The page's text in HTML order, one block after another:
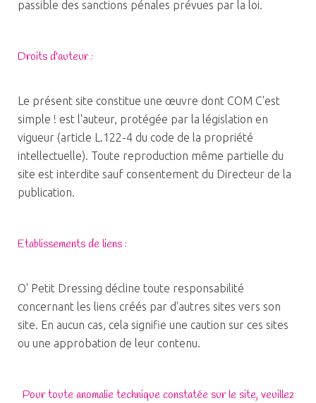
passible des sanctions pénales prévues par la loi.
Droits d'auteur :
Le présent site constitue une œuvre dont COM C'est
simple ! est l'auteur, protégée par la législation en
vigueur (article L.122-4 du code de la propriété
intellectuelle). Toute reproduction même partielle du
site est interdite sauf consentement du Directeur de la
publication.
Etablissements de liens :
O' Petit Dressing décline toute responsabilité
concernant les liens créés par d'autres sites vers son
site. En aucun cas, cela signifie une caution sur ces sites
ou une approbation de leur contenu.
Pour toute anomalie technique constatée sur le site, veuillez